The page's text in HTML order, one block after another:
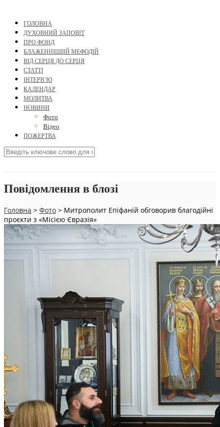
ГОЛОВНА
ДУХОВНИЙ ЗАПОВІТ
ПРО ФОНД
БЛАЖЕННІШИЙ МЕФОДІЙ
ВІД СЕРЦЯ ДО СЕРЦЯ
СТАТТІ
ІНТЕРВ’Ю
КАЛЕНДАР
МОЛИТВА
НОВИНИ
Фото
Відео
ПОЖЕРТВА
Повідомлення в блозі
Головна > Фото > Митрополит Епіфаній обговорив благодійні
проєкти з «Місією Євразія»